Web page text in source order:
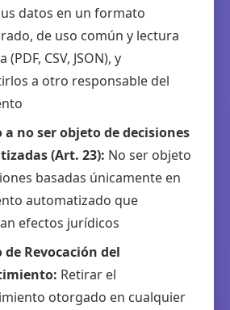
datos en un formato
de uso común y lectura
(PDF, CSV, JSON), y
a otro responsable del
a no ser objeto de decisiones
(Art. 23): No ser objeto
basadas únicamente en
automatizado que
efectos jurídicos
de Revocación del
Retirar el
otorgado en cualquier